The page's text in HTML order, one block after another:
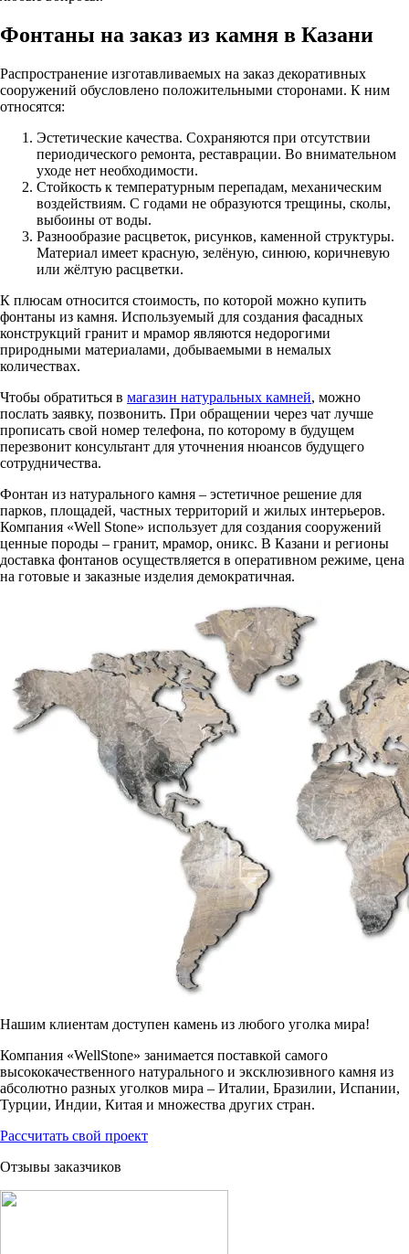
Фонтаны на заказ из камня в Казани
Распространение изготавливаемых на заказ декоративных
сооружений обусловлено положительными сторонами. К ним
относятся:
Эстетические качества. Сохраняются при отсутствии
периодического ремонта, реставрации. Во внимательном
уходе нет необходимости.
Стойкость к температурным перепадам, механическим
воздействиям. С годами не образуются трещины, сколы,
выбоины от воды.
Разнообразие расцветок, рисунков, каменной структуры.
Материал имеет красную, зелёную, синюю, коричневую
или жёлтую расцветки.
К плюсам относится стоимость, по которой можно купить
фонтаны из камня. Используемый для создания фасадных
конструкций гранит и мрамор являются недорогими
природными материалами, добываемыми в немалых
количествах.
Чтобы обратиться в магазин натуральных камней, можно
послать заявку, позвонить. При обращении через чат лучше
прописать свой номер телефона, по которому в будущем
перезвонит консультант для уточнения нюансов будущего
сотрудничества.
Фонтан из натурального камня – эстетичное решение для
парков, площадей, частных территорий и жилых интерьеров.
Компания «Well Stone» использует для создания сооружений
ценные породы – гранит, мрамор, оникс. В Казани и регионы
доставка фонтанов осуществляется в оперативном режиме, цена
на готовые и заказные изделия демократичная.
Нашим клиентам доступен камень из любого уголка мира!
Компания «WellStone» занимается поставкой самого
высококачественного натурального и эксклюзивного камня из
абсолютно разных уголков мира – Италии, Бразилии, Испании,
Турции, Индии, Китая и множества других стран.
Рассчитать свой проект
Отзывы заказчиков